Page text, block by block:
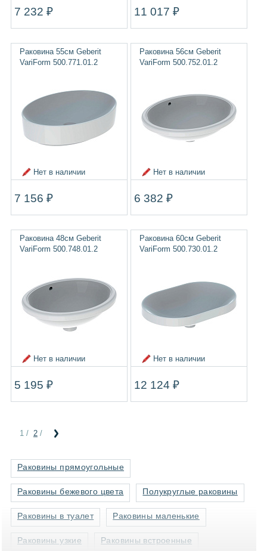
7 232 ₽ 11 017 ₽
Раковина 55см Geberit
VariForm 500.771.01.2
Нет в наличии
7 156 ₽
Раковина 56см Geberit
VariForm 500.752.01.2
Нет в наличии
6 382 ₽
Раковина 48см Geberit
VariForm 500.748.01.2
Нет в наличии
5 195 ₽
Раковина 60см Geberit
VariForm 500.730.01.2
Нет в наличии
12 124 ₽
1/ 2/
Раковины прямоугольные
Раковины бежевого цвета Полукруглые раковины
Раковины в туалет Раковины маленькие
Раковины узкие Раковины встроенные